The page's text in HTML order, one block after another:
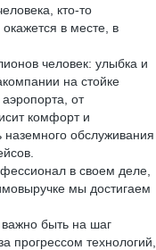
кто-то
окажется в месте, в
человек: улыбка и
на стойке
от
комфорт и
наземного обслуживания
в своем деле,
мы достигаем
быть на шаг
прогрессом технологий,